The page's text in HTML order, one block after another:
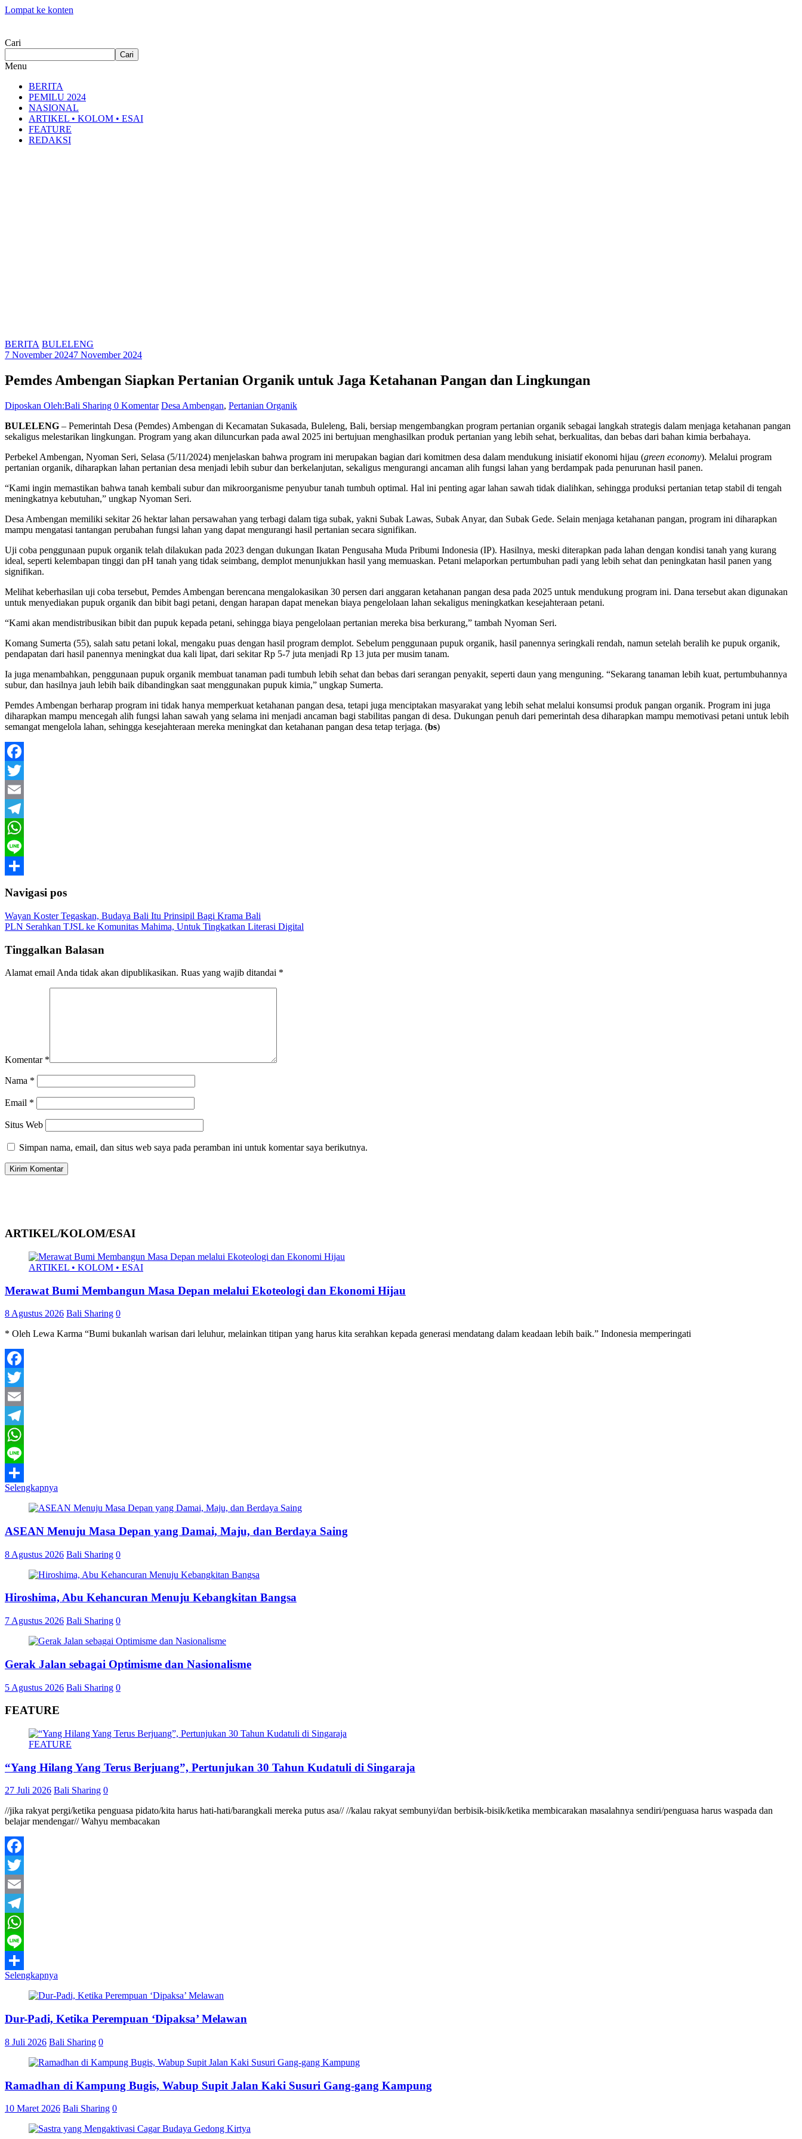
Lompat ke konten
Cari
Cari
Menu
BERITA
PEMILU 2024
NASIONAL
ARTIKEL • KOLOM • ESAI
FEATURE
REDAKSI
BERITA BULELENG
7 November 20247 November 2024
Pemdes Ambengan Siapkan Pertanian Organik untuk Jaga Ketahanan Pangan dan Lingkungan
Diposkan Oleh:Bali Sharing 0 Komentar Desa Ambengan, Pertanian Organik
BULELENG – Pemerintah Desa (Pemdes) Ambengan di Kecamatan Sukasada, Buleleng, Bali, bersiap mengembangkan program pertanian organik sebagai langkah strategis dalam menjaga ketahanan pangan
sekaligus melestarikan lingkungan. Program yang akan diluncurkan pada awal 2025 ini bertujuan menghasilkan produk pertanian yang lebih sehat, berkualitas, dan bebas dari bahan kimia berbahaya.
Perbekel Ambengan, Nyoman Seri, Selasa (5/11/2024) menjelaskan bahwa program ini merupakan bagian dari komitmen desa dalam mendukung inisiatif ekonomi hijau (green economy). Melalui program
pertanian organik, diharapkan lahan pertanian desa menjadi lebih subur dan berkelanjutan, sekaligus mengurangi ancaman alih fungsi lahan yang berdampak pada penurunan hasil panen.
“Kami ingin memastikan bahwa tanah kembali subur dan mikroorganisme penyubur tanah tumbuh optimal. Hal ini penting agar lahan sawah tidak dialihkan, sehingga produksi pertanian tetap stabil di tengah
meningkatnya kebutuhan,” ungkap Nyoman Seri.
Desa Ambengan memiliki sekitar 26 hektar lahan persawahan yang terbagi dalam tiga subak, yakni Subak Lawas, Subak Anyar, dan Subak Gede. Selain menjaga ketahanan pangan, program ini diharapkan
mampu mengatasi tantangan perubahan fungsi lahan yang dapat mengurangi hasil pertanian secara signifikan.
Uji coba penggunaan pupuk organik telah dilakukan pada 2023 dengan dukungan Ikatan Pengusaha Muda Pribumi Indonesia (IP). Hasilnya, meski diterapkan pada lahan dengan kondisi tanah yang kurang
ideal, seperti kelembapan tinggi dan pH tanah yang tidak seimbang, demplot menunjukkan hasil yang memuaskan. Petani melaporkan pertumbuhan padi yang lebih sehat dan peningkatan hasil panen yang
signifikan.
Melihat keberhasilan uji coba tersebut, Pemdes Ambengan berencana mengalokasikan 30 persen dari anggaran ketahanan pangan desa pada 2025 untuk mendukung program ini. Dana tersebut akan digunakan
untuk menyediakan pupuk organik dan bibit bagi petani, dengan harapan dapat menekan biaya pengelolaan lahan sekaligus meningkatkan kesejahteraan petani.
“Kami akan mendistribusikan bibit dan pupuk kepada petani, sehingga biaya pengelolaan pertanian mereka bisa berkurang,” tambah Nyoman Seri.
Komang Sumerta (55), salah satu petani lokal, mengaku puas dengan hasil program demplot. Sebelum penggunaan pupuk organik, hasil panennya seringkali rendah, namun setelah beralih ke pupuk organik,
pendapatan dari hasil panennya meningkat dua kali lipat, dari sekitar Rp 5-7 juta menjadi Rp 13 juta per musim tanam.
Ia juga menambahkan, penggunaan pupuk organik membuat tanaman padi tumbuh lebih sehat dan bebas dari serangan penyakit, seperti daun yang menguning. “Sekarang tanaman lebih kuat, pertumbuhannya
subur, dan hasilnya jauh lebih baik dibandingkan saat menggunakan pupuk kimia,” ungkap Sumerta.
Pemdes Ambengan berharap program ini tidak hanya memperkuat ketahanan pangan desa, tetapi juga menciptakan masyarakat yang lebih sehat melalui konsumsi produk pangan organik. Program ini juga
diharapkan mampu mencegah alih fungsi lahan sawah yang selama ini menjadi ancaman bagi stabilitas pangan di desa. Dukungan penuh dari pemerintah desa diharapkan mampu memotivasi petani untuk lebih
semangat mengelola lahan, sehingga kesejahteraan mereka meningkat dan ketahanan pangan desa tetap terjaga. (bs)
Facebook
Twitter
Email
Telegram
WhatsApp
Line
Navigasi pos
Wayan Koster Tegaskan, Budaya Bali Itu Prinsipil Bagi Krama Bali
PLN Serahkan TJSL ke Komunitas Mahima, Untuk Tingkatkan Literasi Digital
Tinggalkan Balasan
Alamat email Anda tidak akan dipublikasikan. Ruas yang wajib ditandai *
Komentar *
Nama *
Email *
Situs Web
Simpan nama, email, dan situs web saya pada peramban ini untuk komentar saya berikutnya.
ARTIKEL/KOLOM/ESAI
ARTIKEL • KOLOM • ESAI
Merawat Bumi Membangun Masa Depan melalui Ekoteologi dan Ekonomi Hijau
8 Agustus 2026 Bali Sharing 0
* Oleh Lewa Karma “Bumi bukanlah warisan dari leluhur, melainkan titipan yang harus kita serahkan kepada generasi mendatang dalam keadaan lebih baik.” Indonesia memperingati
Facebook
Twitter
Email
Telegram
WhatsApp
Line
Share
Selengkapnya
ASEAN Menuju Masa Depan yang Damai, Maju, dan Berdaya Saing
8 Agustus 2026 Bali Sharing 0
Hiroshima, Abu Kehancuran Menuju Kebangkitan Bangsa
7 Agustus 2026 Bali Sharing 0
Gerak Jalan sebagai Optimisme dan Nasionalisme
5 Agustus 2026 Bali Sharing 0
FEATURE
FEATURE
“Yang Hilang Yang Terus Berjuang”, Pertunjukan 30 Tahun Kudatuli di Singaraja
27 Juli 2026 Bali Sharing 0
//jika rakyat pergi/ketika penguasa pidato/kita harus hati-hati/barangkali mereka putus asa// //kalau rakyat sembunyi/dan berbisik-bisik/ketika membicarakan masalahnya sendiri/penguasa harus waspada dan
belajar mendengar// Wahyu membacakan
Facebook
Twitter
Email
Telegram
WhatsApp
Line
Share
Selengkapnya
Dur-Padi, Ketika Perempuan ‘Dipaksa’ Melawan
8 Juli 2026 Bali Sharing 0
Ramadhan di Kampung Bugis, Wabup Supit Jalan Kaki Susuri Gang-gang Kampung
10 Maret 2026 Bali Sharing 0